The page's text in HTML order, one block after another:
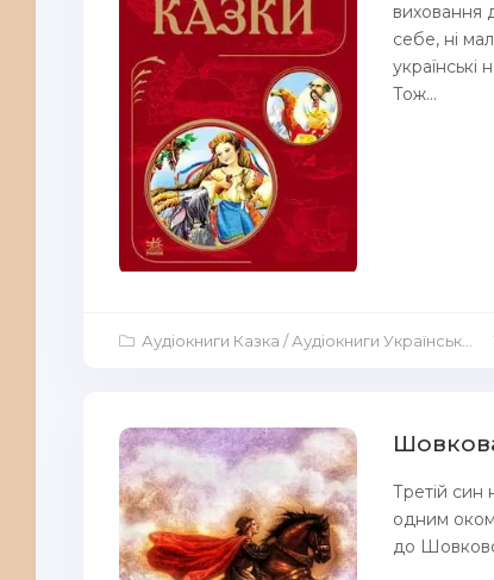
виховання
себе, ні
українські
Тож...
Аудіокниги Казка /Аудіокниги Українська література
Третій син
одним
до